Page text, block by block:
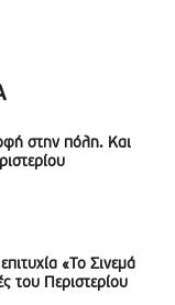
στην πόλη. Και
«Το Σινεμά
του Περιστερίου